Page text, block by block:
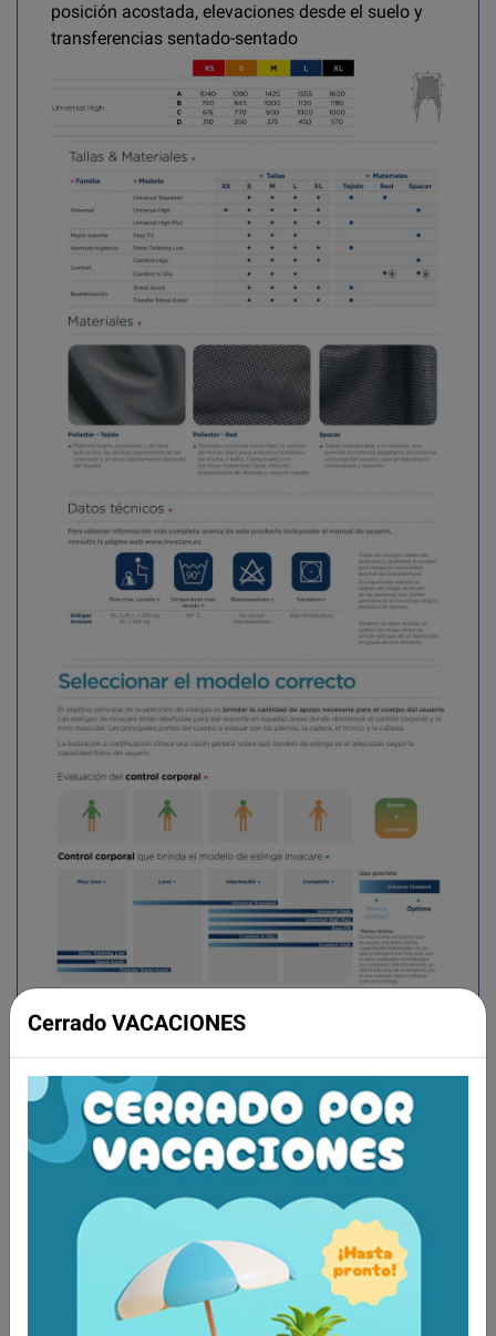
posición acostada, elevaciones desde el suelo y
transferencias sentado-sentado
Cerrado VACACIONES